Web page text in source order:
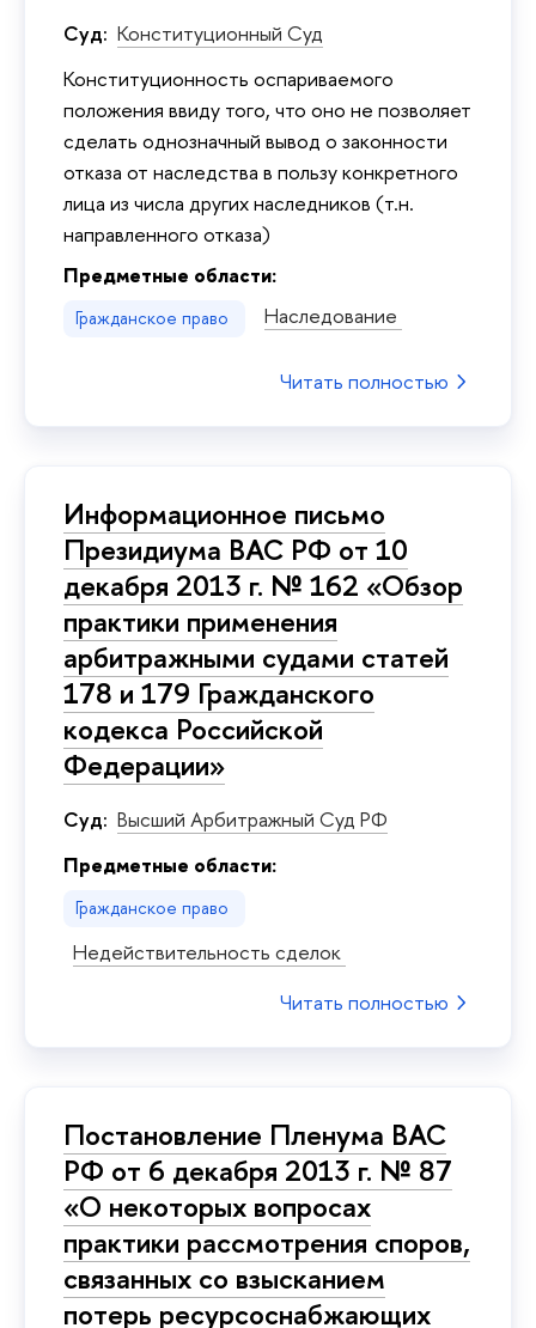
Суд: Конституционный Суд
Конституционность оспариваемого
положения ввиду того, что оно не позволяет
сделать однозначный вывод о законности
отказа от наследства в пользу конкретного
лица из числа других наследников (т.н.
направленного отказа)
Предметные области:
Гражданское право Наследование
Читать полностью
Информационное письмо
Президиума ВАС РФ от 10
декабря 2013 г. № 162 «Обзор
практики применения
арбитражными судами статей
178 и 179 Гражданского
кодекса Российской
Федерации»
Суд: Высший Арбитражный Суд РФ
Предметные области:
Гражданское право
Недействительность сделок
Читать полностью
Постановление Пленума ВАС
РФ от 6 декабря 2013 г. № 87
«О некоторых вопросах
практики рассмотрения споров,
связанных со взысканием
потерь ресурсоснабжающих